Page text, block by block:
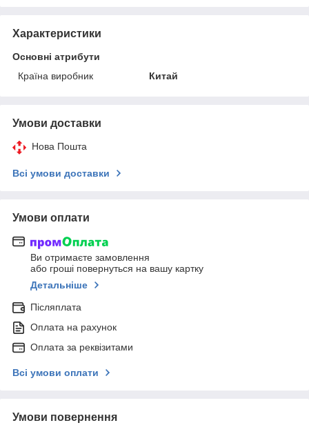
Характеристики
Основні атрибути
Країна виробник
Китай
Умови доставки
Нова Пошта
Всі умови доставки
Умови оплати
Ви отримаєте замовлення
або гроші повернуться на вашу картку
Детальніше
Післяплата
Оплата на рахунок
Оплата за реквізитами
Всі умови оплати
Умови повернення